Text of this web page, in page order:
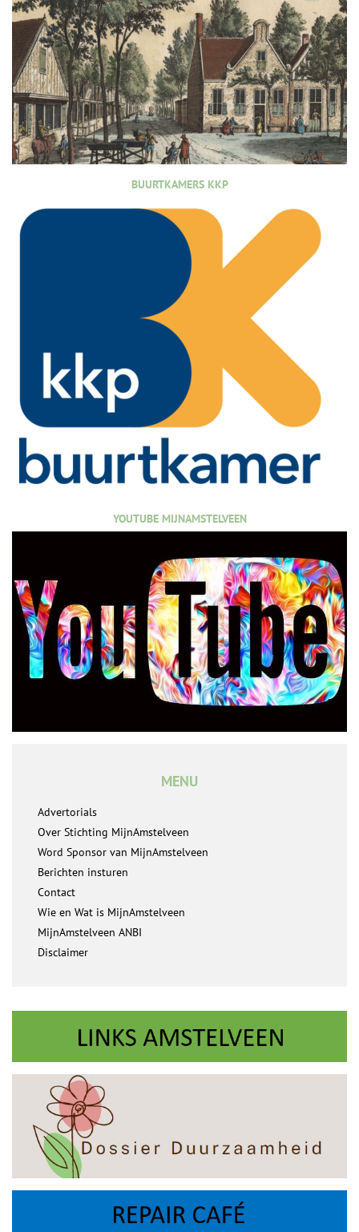
BUURTKAMERS KKP
YOUTUBE MIJNAMSTELVEEN
MENU
Advertorials
Over Stichting MijnAmstelveen
Word Sponsor van MijnAmstelveen
Berichten insturen
Contact
Wie en Wat is MijnAmstelveen
MijnAmstelveen ANBI
Disclaimer